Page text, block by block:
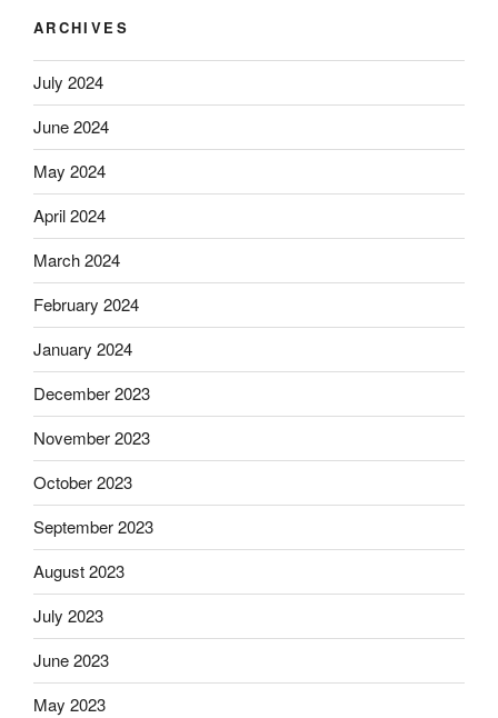
ARCHIVES
July 2024
June 2024
May 2024
April 2024
March 2024
February 2024
January 2024
December 2023
November 2023
October 2023
September 2023
August 2023
July 2023
June 2023
May 2023